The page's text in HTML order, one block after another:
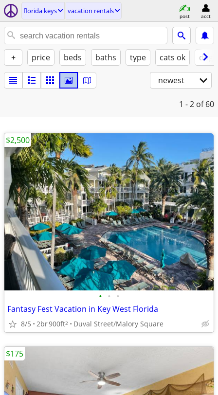
florida keys vacation rentals
post acct
+ price beds baths type cats ok
newest
1 - 2 of 60
• • •
Fantasy Fest Vacation in Key West Florida
8/5 2br900ft2 Duval Street/Malory Square
$2,500
$175